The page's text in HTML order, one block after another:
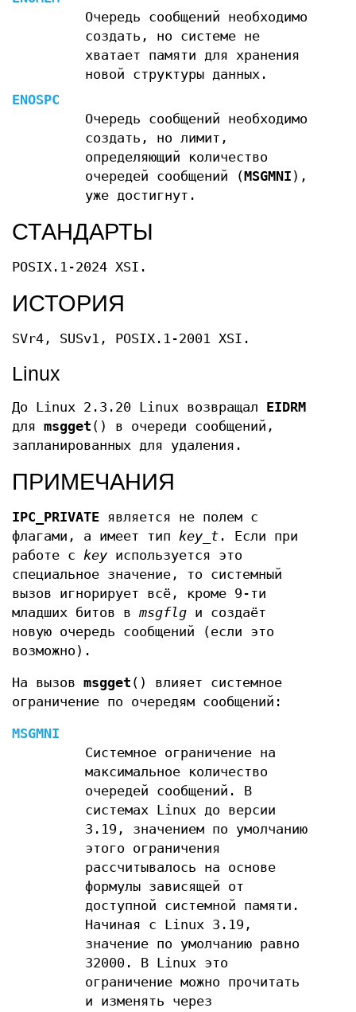
Очередь сообщений необходимо
создать, но системе не
хватает памяти для хранения
новой структуры данных.
ENOSPC
Очередь сообщений необходимо
создать, но лимит,
определяющий количество
очередей сообщений (MSGMNI ),
уже достигнут.
СТАНДАРТЫ
POSIX.1-2024 XSI.
ИСТОРИЯ
SVr4, SUSv1, POSIX.1-2001 XSI.
Linux
До Linux 2.3.20 Linux возвращал EIDRM
для msgget () в очереди сообщений,
запланированных для удаления.
ПРИМЕЧАНИЯ
IPC_PRIVATE является не полем с
флагами, а имеет тип key_t . Если при
работе с key используется это
специальное значение, то системный
вызов игнорирует всё, кроме 9-ти
младших битов в msgflg и создаёт
новую очередь сообщений (если это
возможно).
На вызов msgget () влияет системное
ограничение по очередям сообщений:
MSGMNI
Системное ограничение на
максимальное количество
очередей сообщений. В
системах Linux до версии
3.19, значением по умолчанию
этого ограничения
рассчитывалось на основе
формулы зависящей от
доступной системной памяти.
Начиная с Linux 3.19,
значение по умолчанию равно
32000. В Linux это
ограничение можно прочитать
и изменять через